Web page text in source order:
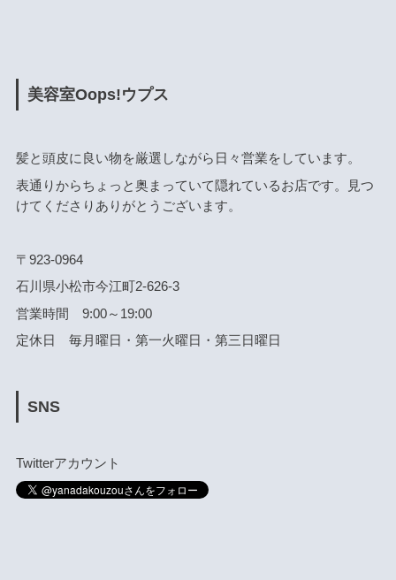
美容室Oops!ウプス
髪と頭皮に良い物を厳選しながら日々営業をしています。
表通りからちょっと奥まっていて隠れているお店です。見つ
けてくださりありがとうございます。
〒923-0964
石川県小松市今江町2-626-3
営業時間 9:00～19:00
定休日 毎月曜日・第一火曜日・第三日曜日
SNS
Twitterアカウント